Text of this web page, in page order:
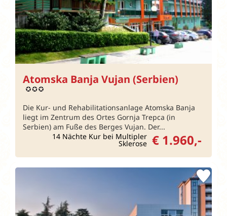
Atomska Banja Vujan (Serbien)
Die Kur- und Rehabilitationsanlage Atomska Banja
liegt im Zentrum des Ortes Gornja Trepca (in
Serbien) am Fuße des Berges Vujan. Der...
14 Nächte Kur bei Multipler
Sklerose € 1.960,-